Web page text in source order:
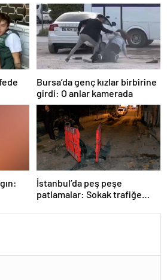
Bursa’da genç kızlar birbirine
girdi: O anlar kamerada
İstanbul’da peş peşe
patlamalar: Sokak trafiğe